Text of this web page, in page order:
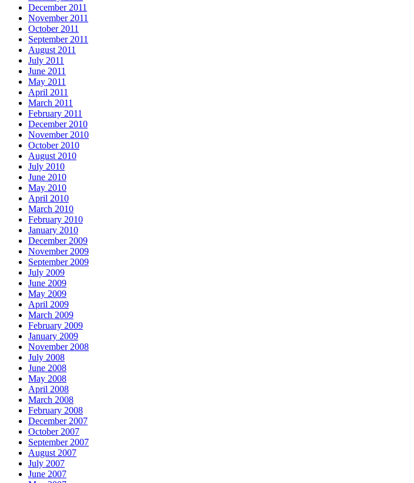
December 2011
November 2011
October 2011
September 2011
August 2011
July 2011
June 2011
May 2011
April 2011
March 2011
February 2011
December 2010
November 2010
October 2010
August 2010
July 2010
June 2010
May 2010
April 2010
March 2010
February 2010
January 2010
December 2009
November 2009
September 2009
July 2009
June 2009
May 2009
April 2009
March 2009
February 2009
January 2009
November 2008
July 2008
June 2008
May 2008
April 2008
March 2008
February 2008
December 2007
October 2007
September 2007
August 2007
July 2007
June 2007